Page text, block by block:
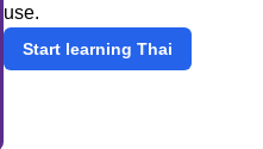
use.
Start learning Thai